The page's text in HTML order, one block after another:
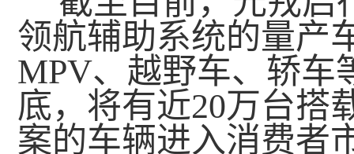
领航辅助系统的量产
MPV、越野车、轿车
底，将有近20万台搭
案的车辆进入消费者